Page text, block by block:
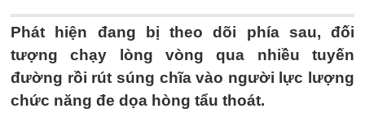
Phát hiện đang bị theo dõi phía sau, đối
tượng chạy lòng vòng qua nhiều tuyến
đường rồi rút súng chĩa vào người lực lượng
chức năng đe dọa hòng tẩu thoát.